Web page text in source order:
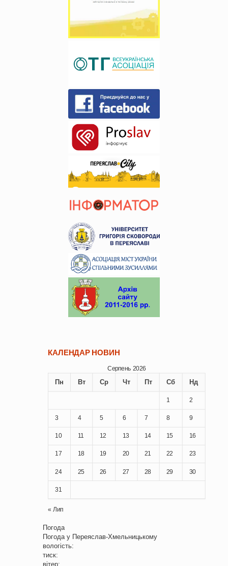
КАЛЕНДАР НОВИН
Серпень 2026
Пн Вт Ср Чт Пт Сб Нд
1 2
3 4 5 6 7 8 9
10 11 12 13 14 15 16
17 18 19 20 21 22 23
24 25 26 27 28 29 30
31
« Лип
Погода
Погода у Переяслав-Хмельницькому
вологість:
тиск:
вітер: